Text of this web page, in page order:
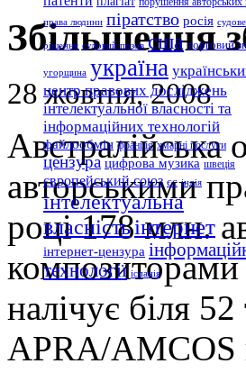
права людини піратство росія судове
рішення судовий позов сша торговий
угорщина україна
центр правових досліджень
інтелектуальної власності та
інформаційних технологій
файлообмін франція хмарні послуги
цензура цифрова музика швеція
європейський союз єс індія
інтелектуальна
власністьінтернет
інтернет-цензура
технології іспанія
Збільшення
28 жовтня, 2008
Австралійська
авторськими
році 178 млн.
композиторами
налічує біля
APRA/AMCOS